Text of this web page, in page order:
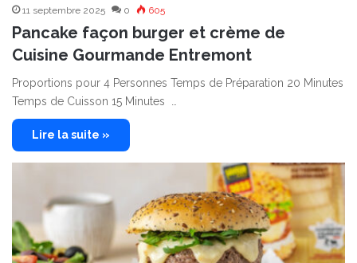
11 septembre 2025 0 605
Pancake façon burger et crème de
Cuisine Gourmande Entremont
Proportions pour 4 Personnes Temps de Préparation 20 Minutes
Temps de Cuisson 15 Minutes …
Lire la suite »